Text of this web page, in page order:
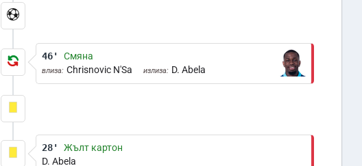
46' Смяна
влиза: Chrisnovic N'Sa излиза: D. Abela
28'
Жълт картон
D. Abela